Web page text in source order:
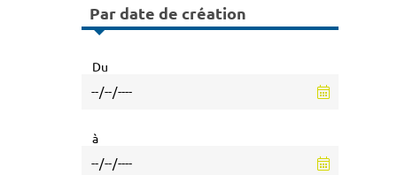
Par date de création
Du
à